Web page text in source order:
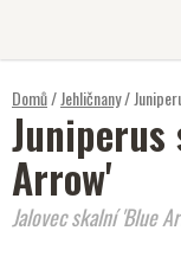
Domů/Jehličnany/
Arrow'
Jalovec skalní 'Blue